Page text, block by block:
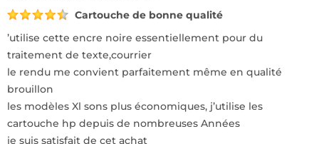
Cartouche de bonne qualité
’utilise cette encre noire essentiellement pour du
traitement de texte,courrier
le rendu me convient parfaitement même en qualité
brouillon
les modèles Xl sons plus économiques, j’utilise les
cartouche hp depuis de nombreuses Années
je suis satisfait de cet achat